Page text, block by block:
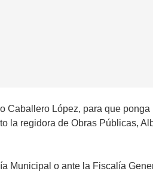
López, para que
regidora de Obras Públicas,
Municipal o ante la Fiscalía